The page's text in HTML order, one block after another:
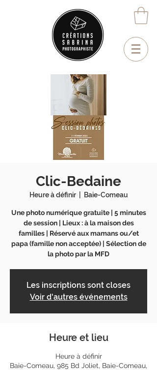
Clic-Bedaine
Heure à définir
  |
Baie-Comeau
Une photo numérique gratuite | 5 minutes
de session | Lieux : à la maison des
familles | Réservé aux mamans ou/et
papa (famille non acceptée) | Sélection de
la photo par la MFD
Les inscriptions sont closes
Voir d'autres événements
Heure et lieu
Heure à définir
Baie-Comeau, 985 Bd Joliet, Baie-Comeau,